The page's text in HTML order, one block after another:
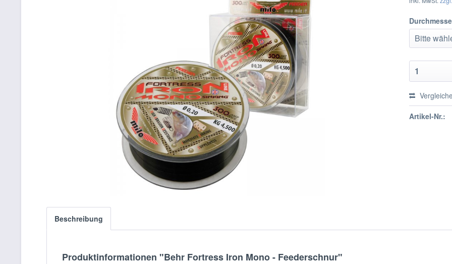
Artikel-Nr.:
Beschreibung
Produktinformationen "Behr Fortress Iron Mono - Feederschnur"